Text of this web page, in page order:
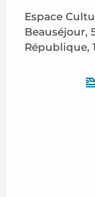
Espace
Beauséjour,
République,